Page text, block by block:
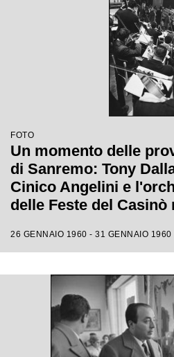
FOTO
Un momento delle
di Sanremo: Tony
Cinico Angelini e
delle Feste del Casinò
26 GENNAIO 1960 - 31 GENNAIO 1960